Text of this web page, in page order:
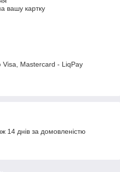
вашу картку
Mastercard - LiqPay
14 днів за домовленістю